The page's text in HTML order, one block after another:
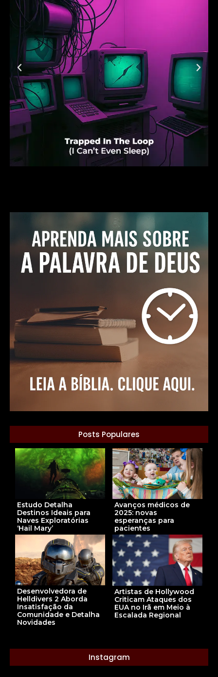
Posts Populares
Estudo Detalha
Destinos Ideais para
Naves Exploratórias
‘Hail Mary’
Avanços médicos de
2025: novas
esperanças para
pacientes
Desenvolvedora de
Helldivers 2 Aborda
Insatisfação da
Comunidade e Detalha
Novidades
Artistas de Hollywood
Criticam Ataques dos
EUA no Irã em Meio à
Escalada Regional
Instagram